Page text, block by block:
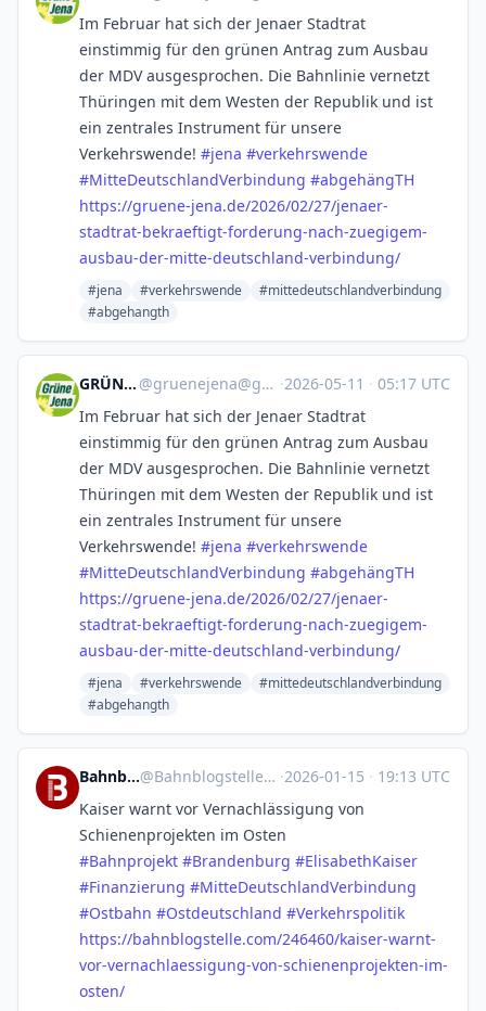
Im Februar hat sich der Jenaer Stadtrat
einstimmig für den grünen Antrag zum Ausbau
der MDV ausgesprochen. Die Bahnlinie vernetzt
Thüringen mit dem Westen der Republik und ist
ein zentrales Instrument für unsere
Verkehrswende! #jena #verkehrswende
#MitteDeutschlandVerbindung #abgehängTH
https://gruene-jena.de/2026/02/27/jenaer-
stadtrat-bekraeftigt-forderung-nach-zuegigem-
ausbau-der-mitte-deutschland-verbindung/
#jena #verkehrswende
#mittedeutschlandverbindung
#abgehangth
GRÜNE Jena @gruenejena@gruene.social ·2026-05-11 · 05:17 UTC
Im Februar hat sich der Jenaer Stadtrat
einstimmig für den grünen Antrag zum Ausbau
der MDV ausgesprochen. Die Bahnlinie vernetzt
Thüringen mit dem Westen der Republik und ist
ein zentrales Instrument für unsere
Verkehrswende! #jena #verkehrswende
#MitteDeutschlandVerbindung #abgehängTH
https://gruene-jena.de/2026/02/27/jenaer-
stadtrat-bekraeftigt-forderung-nach-zuegigem-
ausbau-der-mitte-deutschland-verbindung/
#jena #verkehrswende
#mittedeutschlandverbindung
#abgehangth
Bahnblogstelle@Bahnblogstelle@mastodon.social ·2026-01-15 · 19:13 UTC
Kaiser warnt vor Vernachlässigung von
Schienenprojekten im Osten
#Bahnprojekt #Brandenburg #ElisabethKaiser
#Finanzierung #MitteDeutschlandVerbindung
#Ostbahn #Ostdeutschland #Verkehrspolitik
https://bahnblogstelle.com/246460/kaiser-warnt-
vor-vernachlaessigung-von-schienenprojekten-im-
osten/